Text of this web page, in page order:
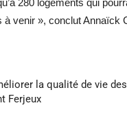
280 logements qui
à venir », conclut Annaïck
la qualité de vie des
Ferjeux